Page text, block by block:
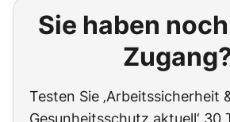
Sie haben
Testen Sie ‚Arbeitssicherheit
Gesunheitsschutz aktuell‘ 30